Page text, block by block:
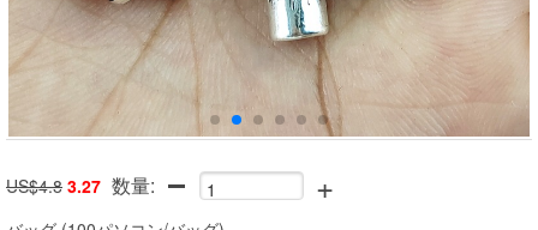
US$4.8 3.27 数量: +